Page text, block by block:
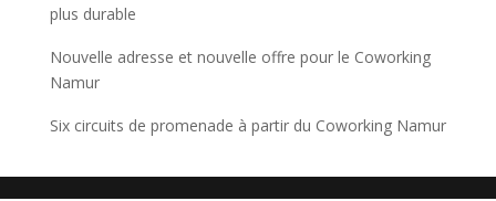
plus durable
Nouvelle adresse et nouvelle offre pour le Coworking
Namur
Six circuits de promenade à partir du Coworking Namur